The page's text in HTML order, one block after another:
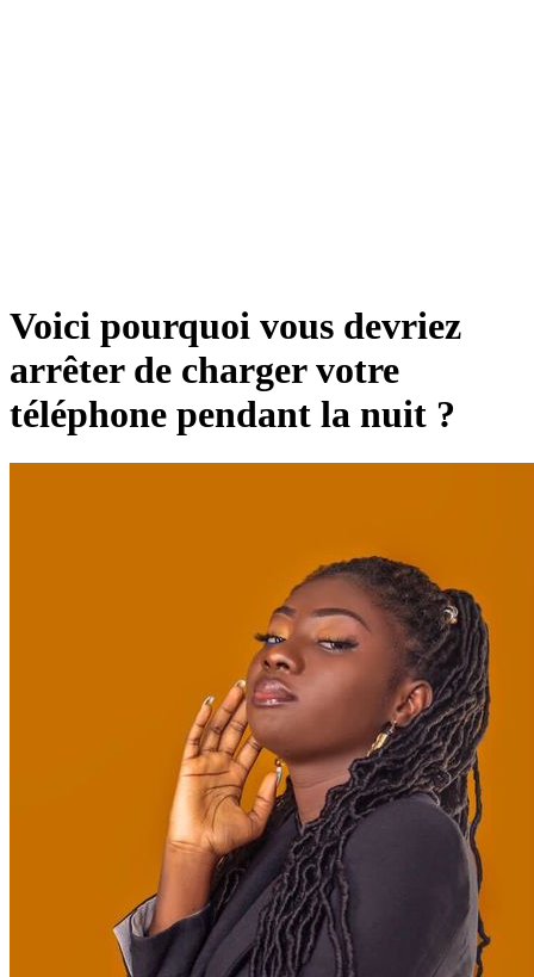
Voici pourquoi vous devriez
arrêter de charger votre
téléphone pendant la nuit ?